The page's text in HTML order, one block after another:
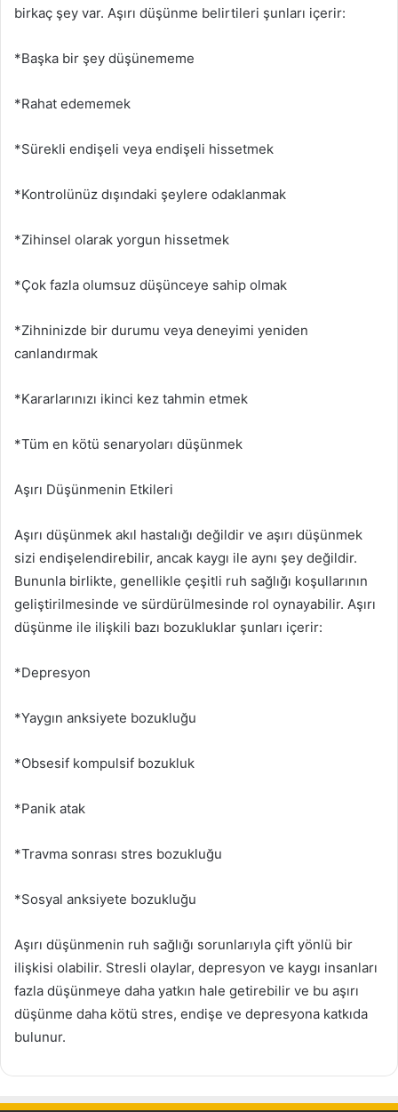
birkaç şey var. Aşırı düşünme belirtileri şunları içerir:
*Başka bir şey düşünememe
*Rahat edememek
*Sürekli endişeli veya endişeli hissetmek
*Kontrolünüz dışındaki şeylere odaklanmak
*Zihinsel olarak yorgun hissetmek
*Çok fazla olumsuz düşünceye sahip olmak
*Zihninizde bir durumu veya deneyimi yeniden
canlandırmak
*Kararlarınızı ikinci kez tahmin etmek
*Tüm en kötü senaryoları düşünmek
Aşırı Düşünmenin Etkileri
Aşırı düşünmek akıl hastalığı değildir ve aşırı düşünmek
sizi endişelendirebilir, ancak kaygı ile aynı şey değildir.
Bununla birlikte, genellikle çeşitli ruh sağlığı koşullarının
geliştirilmesinde ve sürdürülmesinde rol oynayabilir. Aşırı
düşünme ile ilişkili bazı bozukluklar şunları içerir:
*Depresyon
*Yaygın anksiyete bozukluğu
*Obsesif kompulsif bozukluk
*Panik atak
*Travma sonrası stres bozukluğu
*Sosyal anksiyete bozukluğu
Aşırı düşünmenin ruh sağlığı sorunlarıyla çift yönlü bir
ilişkisi olabilir. Stresli olaylar, depresyon ve kaygı insanları
fazla düşünmeye daha yatkın hale getirebilir ve bu aşırı
düşünme daha kötü stres, endişe ve depresyona katkıda
bulunur.